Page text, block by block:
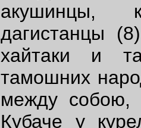
акушинцы,
дагистанцы
хайтаки и
тамошних
между собою,
Кубаче у